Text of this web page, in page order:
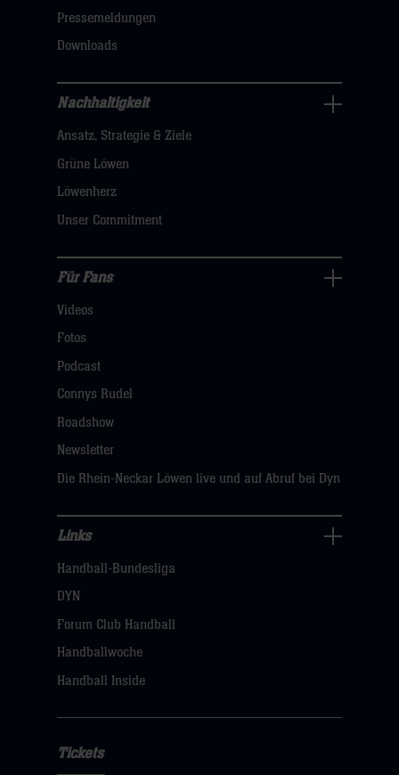
dann
klicken
hier
Pressemeldungen
Downloads
Nachhaltigkeit
Navigation
öffnen,
dann
hier
Nachhaltigkeit
Ansatz, Strategie & Ziele
Grüne Löwen
Löwenherz
Unser Commitment
Fans
Navigation
öffnen,
dann
hier
Für Fans
Videos
Fotos
Podcast
Connys Rudel
Roadshow
Newsletter
Die Rhein-Neckar Löwen live und auf Abruf bei Dyn
Navigation
öffnen,
dann
klicken
Links
Handball-Bundesliga
DYN
Forum Club Handball
Handballwoche
Handball Inside
Tickets